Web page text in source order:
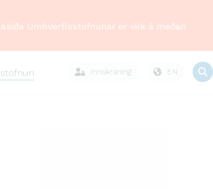
Innskráning EN
Umhverfisstofnunar er virk á meðan